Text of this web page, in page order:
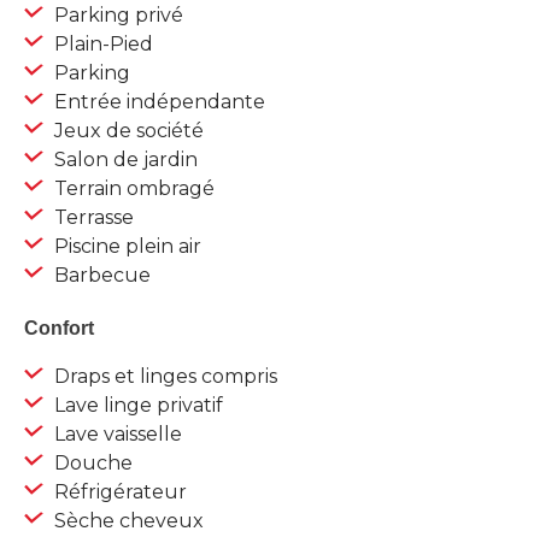
Parking privé
Plain-Pied
Parking
Entrée indépendante
Jeux de société
Salon de jardin
Terrain ombragé
Terrasse
Piscine plein air
Barbecue
Confort
Draps et linges compris
Lave linge privatif
Lave vaisselle
Douche
Réfrigérateur
Sèche cheveux